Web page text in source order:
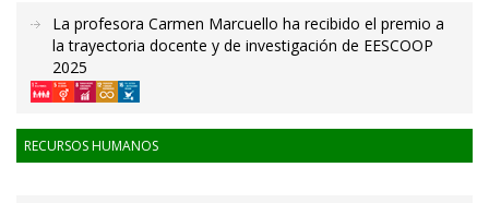
La profesora Carmen Marcuello ha recibido el premio a
la trayectoria docente y de investigación de EESCOOP
2025
RECURSOS HUMANOS